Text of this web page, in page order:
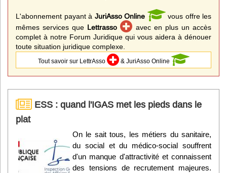
L'abonnement payant à JuriAsso Online
vous offre les
mêmes services que Lettrasso
avec en plus un accès
complet à notre Forum Juridique qui vous aidera à dénouer
toute situation juridique complexe.
Tout savoir sur LettrAsso & JuriAsso Online
ESS : quand l'IGAS met les pieds dans le
plat
On le sait tous, les métiers du sanitaire,
du social et du médico-social souffrent
d'un manque d'attractivité et connaissent
des tensions de recrutement majeures.